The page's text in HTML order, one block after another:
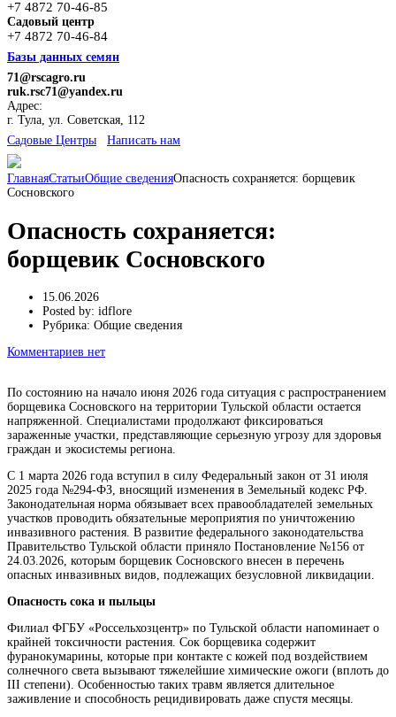
+7 4872 70-46-85
Садовый центр
+7 4872 70-46-84
Базы данных семян
71@rscagro.ru
ruk.rsc71@yandex.ru
Адрес:
г. Тула, ул. Советская, 112
Cадовые Центры
Написать нам
ГлавнаяСтатьиОбщие сведенияОпасность сохраняется: борщевик
Сосновского
Опасность сохраняется:
борщевик Сосновского
15.06.2026
Posted by: idflore
Рубрика: Общие сведения
Комментариев нет
По состоянию на начало июня 2026 года ситуация с распространением
борщевика Сосновского на территории Тульской области остается
напряженной. Специалистами продолжают фиксироваться
зараженные участки, представляющие серьезную угрозу для здоровья
граждан и экосистемы региона.
С 1 марта 2026 года вступил в силу Федеральный закон от 31 июля
2025 года №294-ФЗ, вносящий изменения в Земельный кодекс РФ.
Законодательная норма обязывает всех правообладателей земельных
участков проводить обязательные мероприятия по уничтожению
инвазивного растения. В развитие федерального законодательства
Правительство Тульской области приняло Постановление №156 от
24.03.2026, которым борщевик Сосновского внесен в перечень
опасных инвазивных видов, подлежащих безусловной ликвидации.
Опасность сока и пыльцы
Филиал ФГБУ «Россельхозцентр» по Тульской области напоминает о
крайней токсичности растения. Сок борщевика содержит
фуранокумарины, которые при контакте с кожей под воздействием
солнечного света вызывают тяжелейшие химические ожоги (вплоть до
III степени). Особенностью таких травм является длительное
заживление и способность рецидивировать даже спустя месяцы.